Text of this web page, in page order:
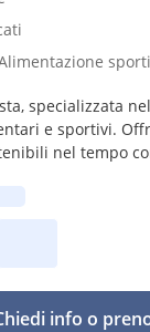
specializzata
e sportivi.
nel tempo
info o